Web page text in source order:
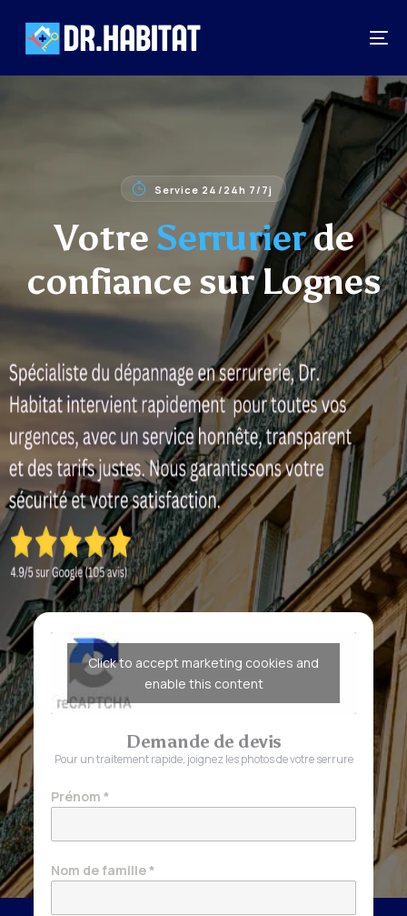
Service 24/24h 7/7j
Votre Serrurierde
confiance sur Lognes
Click to accept marketing cookies and
enable this content
Demande de devis
Pour un traitement rapide, joignez les photos de votre serrure
Prénom*
Nom de famille*